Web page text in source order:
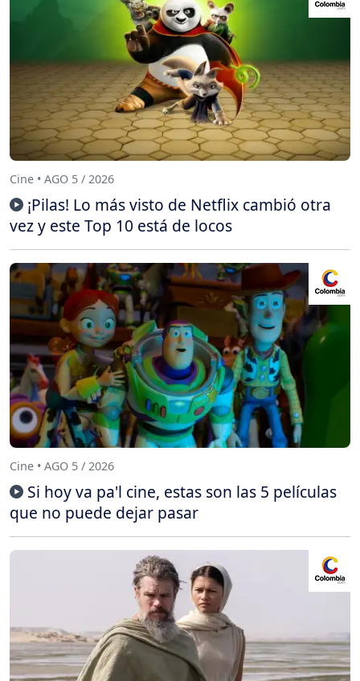
Cine • AGO 5 / 2026
¡Pilas! Lo más visto de Netflix cambió otra
vez y este Top 10 está de locos
Cine • AGO 5 / 2026
Si hoy va pa'l cine, estas son las 5 películas
que no puede dejar pasar